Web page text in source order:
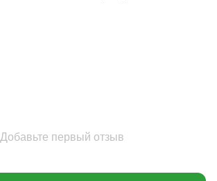
Добавьте первый отзыв